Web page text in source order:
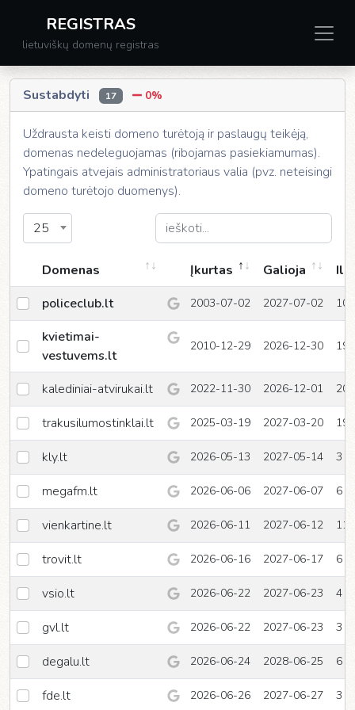
REGISTRAS
lietuviškų domenų registras
Sustabdyti 17 0%
Uždrausta keisti domeno turėtoją ir paslaugų teikėją,
domenas nedeleguojamas (ribojamas pasiekiamumas).
Ypatingais atvejais administratoriaus valia (pvz. neteisingi
domeno turėtojo duomenys).
25
Domenas Įkurtas Galioja
policeclub.lt
2003-07-02 2027-07-02 10
kvietimai-
vestuvems.lt
2010-12-29 2026-12-30 19
kalediniai-atvirukai.lt 2022-11-30 2026-12-01 20
trakusilumostinklai.lt 2025-03-19 2027-03-20 19
kly.lt 2026-05-13 2027-05-14 3
megafm.lt 2026-06-06 2027-06-07 6
vienkartine.lt 2026-06-11 2027-06-12 11
trovit.lt 2026-06-16 2027-06-17 6
vsio.lt 2026-06-22 2027-06-23 4
gvl.lt 2026-06-22 2027-06-23 3
degalu.lt 2026-06-24 2028-06-25 6
fde.lt 2026-06-26 2027-06-27 3